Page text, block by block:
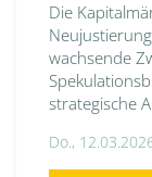
Die
wachsende
strategische
Do.,